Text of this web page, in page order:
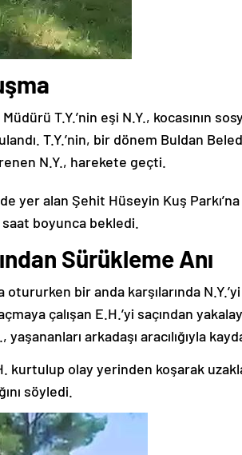
T.Y.’nin eşi N.Y., kocasının
T.Y.’nin, bir dönem Buldan
N.Y., harekete geçti.
yer alan Şehit Hüseyin Kuş
saat boyunca bekledi.
Sürükleme Anı
bir anda karşılarında
çalışan E.H.’yi saçından
arkadaşı aracılığıyla
olay yerinden koşarak
söyledi.